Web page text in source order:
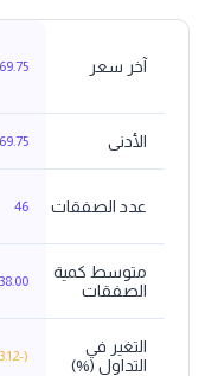
آخر سعر 69.75
الأدنى 69.75
عدد الصفقات 46
متوسط كمية
الصفقات
38.00
التغير في
التداول (%)
(
-3.12